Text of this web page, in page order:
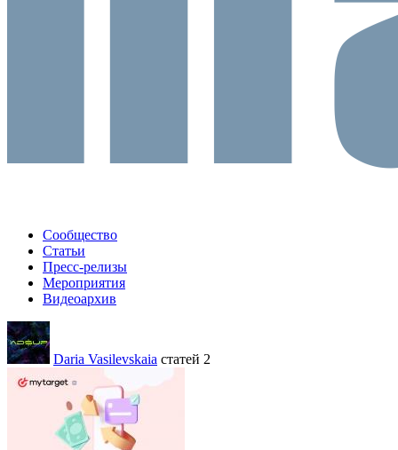
Сообщество
Статьи
Пресс-релизы
Мероприятия
Видеоархив
Daria Vasilevskaia статей 2